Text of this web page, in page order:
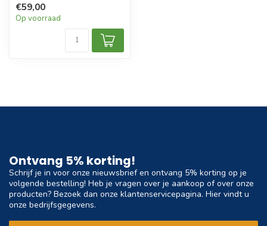
€59,00
Op voorraad
Ontvang 5% korting!
Schrijf je in voor onze nieuwsbrief en ontvang 5% korting op je
volgende bestelling! Heb je vragen over je aankoop of over onze
producten? Bezoek dan onze klantenservicepagina. Hier vindt u
onze bedrijfsgegevens.